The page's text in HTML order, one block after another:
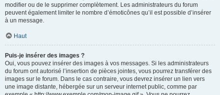
modifier ou de le supprimer complètement. Les administrateurs du forum
peuvent également limiter le nombre d’émoticônes qu’il est possible d’insérer
à un message.
Haut
Puis-je insérer des images ?
Oui, vous pouvez insérer des images à vos messages. Si les administrateurs
du forum ont autorisé l’insertion de pièces jointes, vous pourrez transférer des
images sur le forum. Dans le cas contraire, vous devrez insérer un lien vers
une image distante, hébergée sur un serveur internet public, comme par